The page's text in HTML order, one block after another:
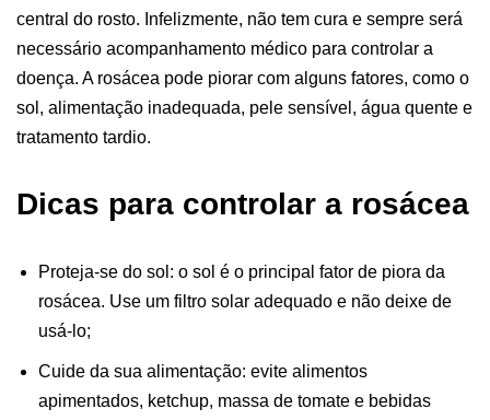
central do rosto. Infelizmente, não tem cura e sempre será
necessário acompanhamento médico para controlar a
doença. A rosácea pode piorar com alguns fatores, como o
sol, alimentação inadequada, pele sensível, água quente e
tratamento tardio.
Dicas para controlar a rosácea
Proteja-se do sol: o sol é o principal fator de piora da
rosácea. Use um filtro solar adequado e não deixe de
usá-lo;
Cuide da sua alimentação: evite alimentos
apimentados, ketchup, massa de tomate e bebidas